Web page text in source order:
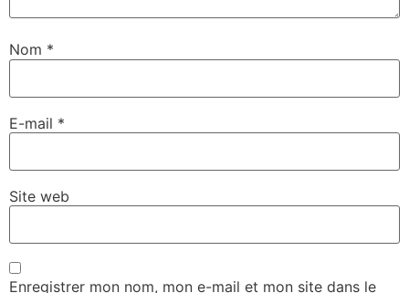
Nom *
E-mail *
Site web
Enregistrer mon nom, mon e-mail et mon site dans le